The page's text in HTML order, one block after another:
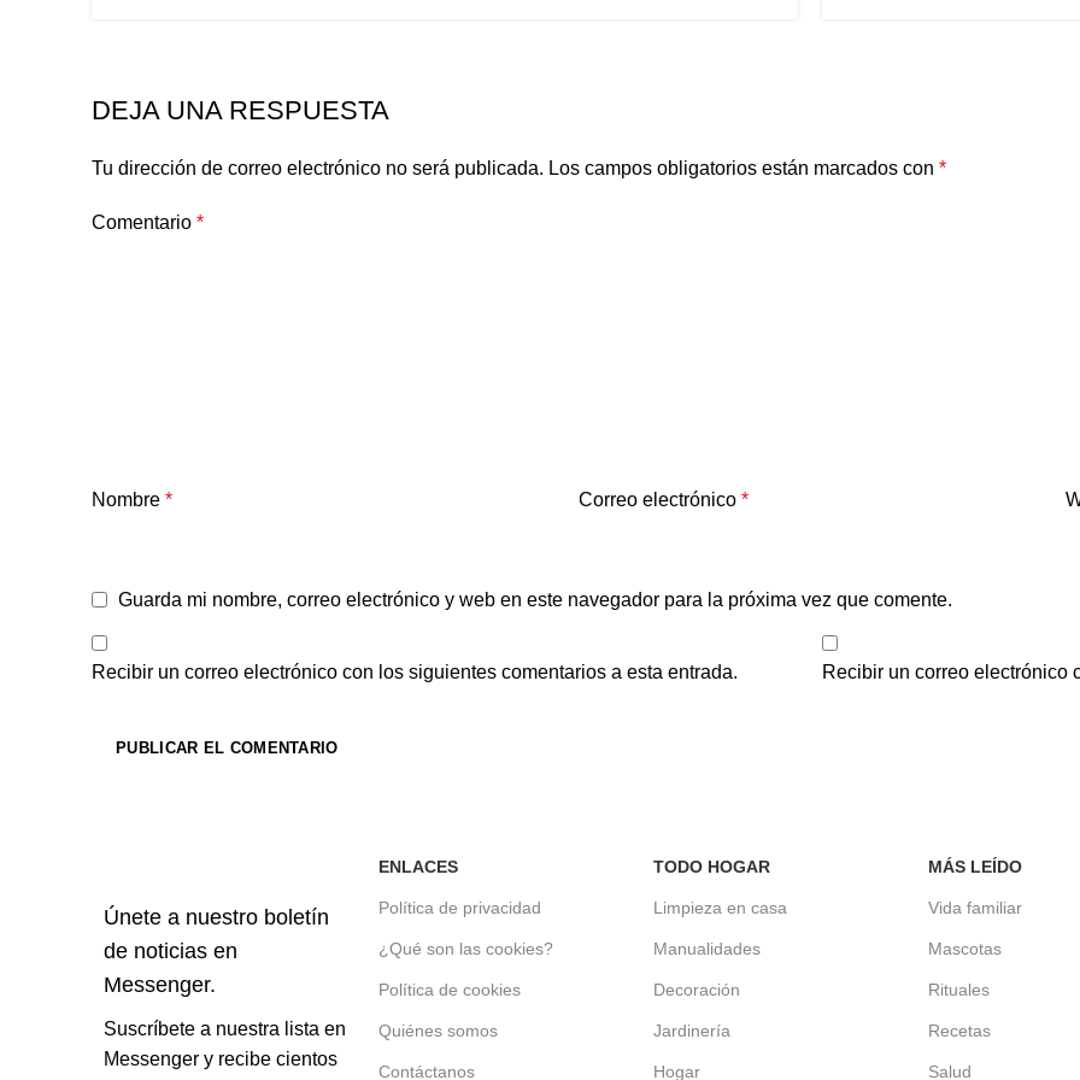
DEJA UNA RESPUESTA
Tu dirección de correo electrónico no será publicada. Los campos obligatorios están marcados con *
Comentario *
Nombre * Correo electrónico *
Guarda mi nombre, correo electrónico y web en este navegador para la próxima vez que comente.
Recibir un correo electrónico con los siguientes comentarios a esta entrada. Recibir un correo electrónico
Únete a nuestro boletín
de noticias en
Messenger.
Suscríbete a nuestra lista en
Messenger y recibe cientos
ENLACES
Política de privacidad
¿Qué son las cookies?
Política de cookies
Quiénes somos
Contáctanos
TODO HOGAR
Limpieza en casa
Manualidades
Decoración
Jardinería
Hogar
MÁS LEÍDO
Vida familiar
Mascotas
Rituales
Recetas
Salud